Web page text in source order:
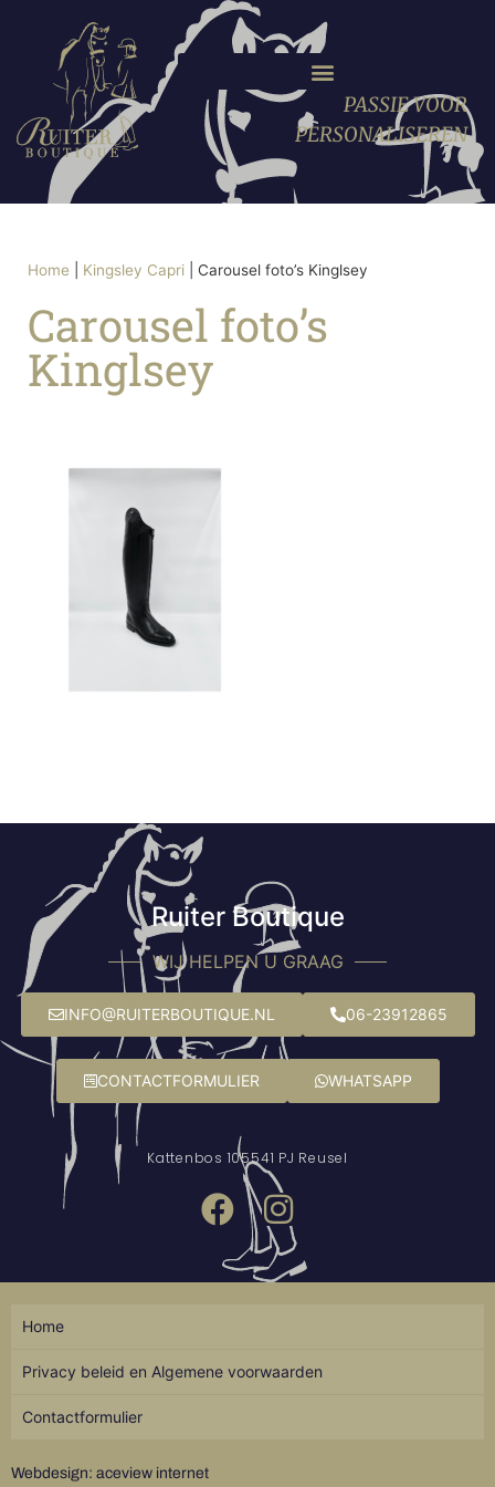
PASSIE VOOR
PERSONALISEREN
Home Kingsley Capri Carousel foto’s Kinglsey
Carousel foto’s
Kinglsey
Ruiter Boutique
WIJ HELPEN U GRAAG
INFO@RUITERBOUTIQUE.NL 06-23912865
CONTACTFORMULIER WHATSAPP
Kattenbos 105541 PJ Reusel
Webdesign: aceview internet
Home
Privacy beleid en Algemene voorwaarden
Contactformulier